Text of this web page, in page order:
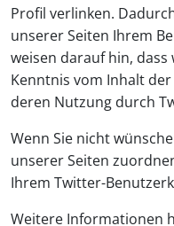
Profil verlinken.
unserer Seiten Ihrem
weisen darauf hin,
Kenntnis vom Inhalt
deren Nutzung durch
Wenn Sie nicht
unserer Seiten
Ihrem Twitter-
Weitere Informationen